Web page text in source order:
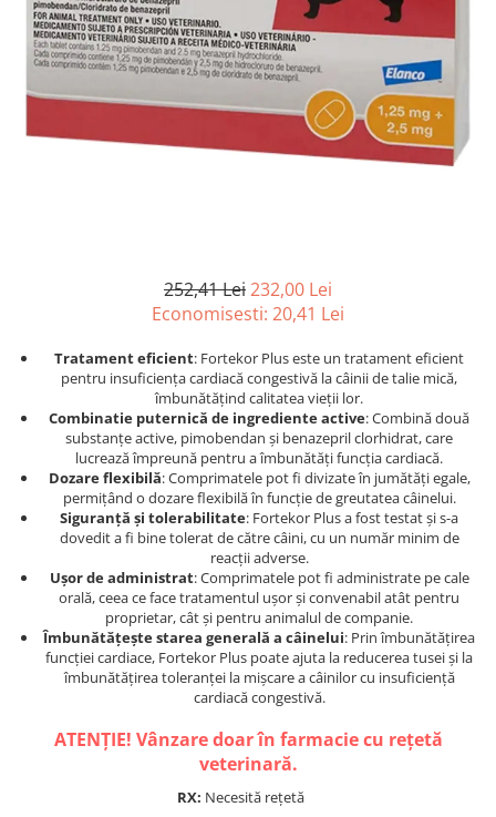
Afecțiuni hepatice
Afecțiuni neurologice
Afecțiuni oftalmice
Afecțiuni oncologice
Afecțiuni renale și urinare
Hrană uscată
Recompense și snack-uri
Igienă
Igienă orală
Șampoane și balsamuri
Afecțiuni hepatice
Afecțiuni neurologice
Afecțiuni oftalmice
Afecțiuni oncologice
Afecțiuni respiratorii
Hrană uscată
Așternut Tofu / Nisip
Igienă orală
Șampoane și balsamuri
252,41 Lei232,00 Lei
Economisesti: 20,41 Lei
Tratament eficient: Fortekor Plus este un tratament eficient
pentru insuficiența cardiacă congestivă la câinii de talie mică,
îmbunătățind calitatea vieții lor.
Combinatie puternică de ingrediente active: Combină două
substanțe active, pimobendan și benazepril clorhidrat, care
lucrează împreună pentru a îmbunătăți funcția cardiacă.
Dozare flexibilă: Comprimatele pot fi divizate în jumătăți egale,
permițând o dozare flexibilă în funcție de greutatea câinelui.
Siguranță și tolerabilitate: Fortekor Plus a fost testat și s-a
dovedit a fi bine tolerat de către câini, cu un număr minim de
reacții adverse.
Ușor de administrat: Comprimatele pot fi administrate pe cale
orală, ceea ce face tratamentul ușor și convenabil atât pentru
proprietar, cât și pentru animalul de companie.
Îmbunătățește starea generală a câinelui: Prin îmbunătățirea
funcției cardiace, Fortekor Plus poate ajuta la reducerea tusei și la
îmbunătățirea toleranței la mișcare a câinilor cu insuficiență
cardiacă congestivă.
ATENȚIE! Vânzare doar în farmacie cu rețetă
veterinară.
RX: Necesită rețetă